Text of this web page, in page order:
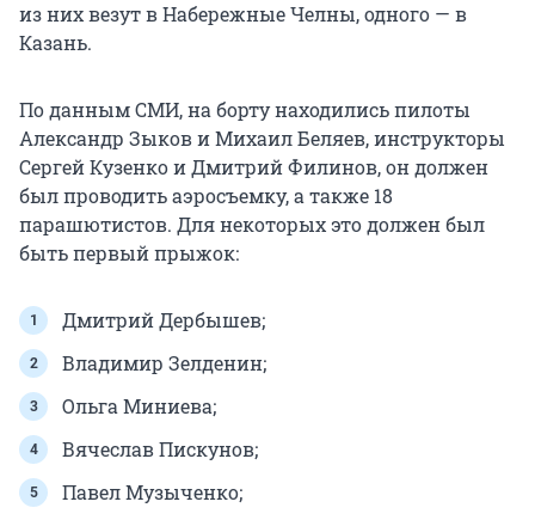
из них везут в Набережные Челны, одного — в
Казань.
По данным СМИ, на борту находились пилоты
Александр Зыков и Михаил Беляев, инструкторы
Сергей Кузенко и Дмитрий Филинов, он должен
был проводить аэросъемку, а также 18
парашютистов. Для некоторых это должен был
быть первый прыжок:
Дмитрий Дербышев;
Владимир Зелденин;
Ольга Миниева;
Вячеслав Пискунов;
Павел Музыченко;